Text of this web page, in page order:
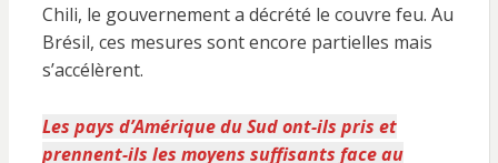
Chili, le gouvernement a décrété le couvre feu. Au
Brésil, ces mesures sont encore partielles mais
s’accélèrent.
Les pays d’Amérique du Sud ont-ils pris et
prennent-ils les moyens suffisants face au